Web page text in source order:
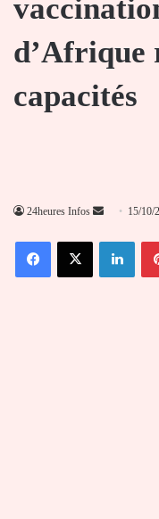
d’Afrique
capacités
24heures Infos
Envoyer
courriel
15/10/
FacebookX